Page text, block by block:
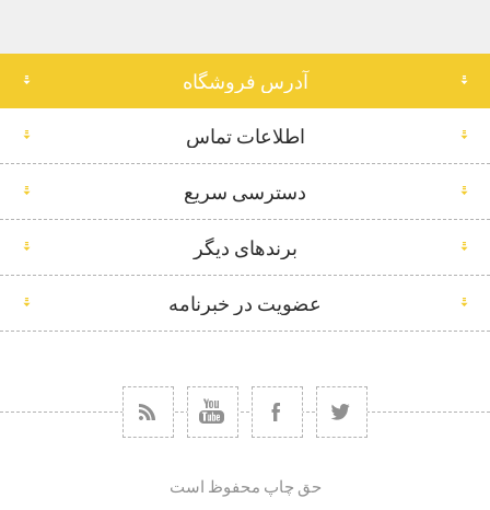
آدرس فروشگاه
اطلاعات تماس
دسترسی سریع
برندهای دیگر
عضویت در خبرنامه
حق چاپ محفوظ است